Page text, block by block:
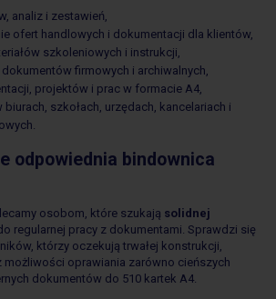
analiz i zestawień,
ofert handlowych i dokumentacji dla klientów,
szkoleniowych i instrukcji,
firmowych i archiwalnych,
projektów i prac w formacie A4,
szkołach, urzędach, kancelariach i
odpowiednia bindownica
osobom, które szukają solidnej
regularnej pracy z dokumentami. Sprawdzi się
którzy oczekują trwałej konstrukcji,
możliwości oprawiania zarówno cieńszych
dokumentów do 510 kartek A4.